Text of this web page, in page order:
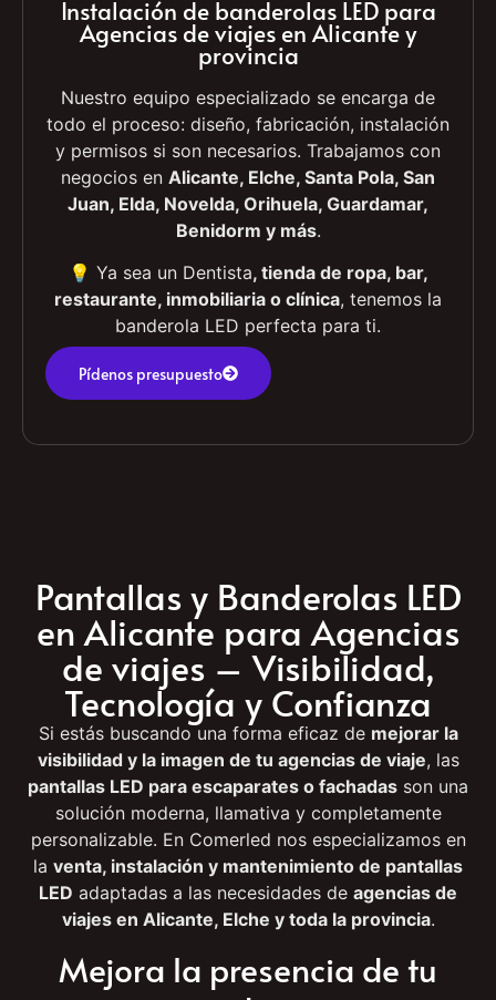
pantallas que permiten mostrar vídeos,
precios, promociones o información dinámica.
Instalación de banderolas LED para
Agencias de viajes en Alicante y
provincia
Nuestro equipo especializado se encarga de
todo el proceso: diseño, fabricación, instalación
y permisos si son necesarios. Trabajamos con
Alicante, Elche, Santa Pola, San
Juan, Elda, Novelda, Orihuela, Guardamar,
Benidorm y más .
💡 Ya sea un Dentista, tienda de ropa, bar,
restaurante, inmobiliaria o clínica
banderola LED perfecta para ti.
Pantallas y Banderolas LED
en Alicante para Agencias
de viajes – Visibilidad,
Tecnología y Confianza
Si estás buscando una forma eficaz demejorar la
visibilidad y la imagen de tu agencias de viaje, las
pantallas LED para escaparates o fachadasson una
solución moderna, llamativa y completamente
personalizable. En Comerled nos especializamos en
venta, instalación y mantenimiento de pantallas
viajes en Alicante, Elche y toda la provincia.